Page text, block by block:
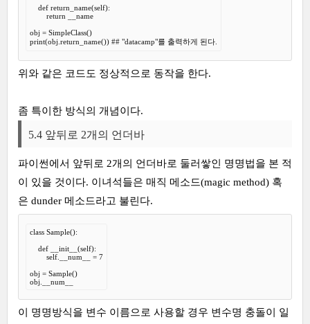
    def return_name(self):
        return __name
obj = SimpleClass()
print(obj.return_name()) ## "datacamp"를 출력하게 된다.
위와 같은 코드도 정상적으로 동작을 한다.
좀 특이한 방식의 개념이다.
5.4 앞뒤로 2개의 언더바
파이썬에서 앞뒤로 2개의 언더바로 둘러쌓인 명명법을 본 적
이 있을 것이다. 이녀석들은 매직 메소드(magic method) 혹
은 dunder 메소드라고 불린다.
class Sample():
    def __init__(self):
        self.__num__ = 7
obj = Sample()
obj.__num__
이 명명방식을 변수 이름으로 사용할 경우 변수명 충돌이 일